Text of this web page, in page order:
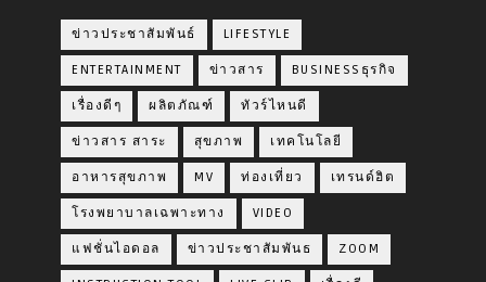
ข่าวประชาสัมพันธ์ LIFESTYLE
ENTERTAINMENT ข่าวสาร BUSINESSธุรกิจ
เรื่องดีๆ ผลิตภัณฑ์ ทัวร์ไหนดี
ข่าวสาร สาระ สุขภาพ เทคโนโลยี
อาหารสุขภาพ MV ท่องเที่ยว เทรนด์ฮิต
โรงพยาบาลเฉพาะทาง VIDEO
แฟชั่นไอดอล ข่าวประชาสัมพันธ ZOOM